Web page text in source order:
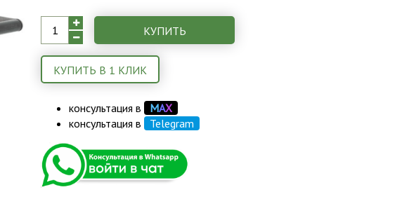
КУПИТЬ
КУПИТЬ В 1 КЛИК
консультация в МАХ
консультация в
Telegram